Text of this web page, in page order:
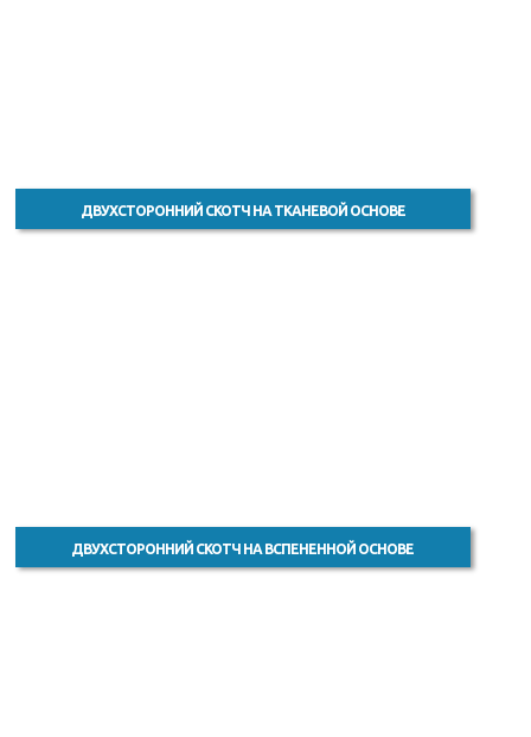
ДВУХСТОРОННИЙ СКОТЧ НА ТКАНЕВОЙ ОСНОВЕ
ДВУХСТОРОННИЙ СКОТЧ НА ВСПЕНЕННОЙ ОСНОВЕ